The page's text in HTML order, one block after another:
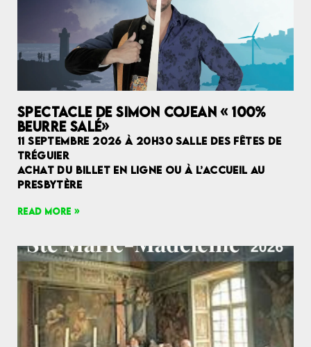
SPECTACLE DE SIMON COJEAN « 100%
BEURRE SALÉ»
11 SEPTEMBRE 2026 À 20H30 SALLE DES FÊTES DE
TRÉGUIER
ACHAT DU BILLET EN LIGNE OU À L’ACCUEIL AU
PRESBYTÈRE
READ MORE »